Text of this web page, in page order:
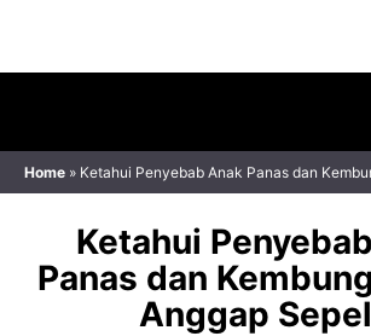
content
Home » Ketahui Penyebab Anak Panas dan
Ketahui
Panas dan
Anggap